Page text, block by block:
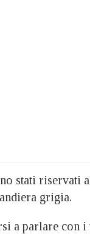
stati riservati
grigia.
a parlare con i